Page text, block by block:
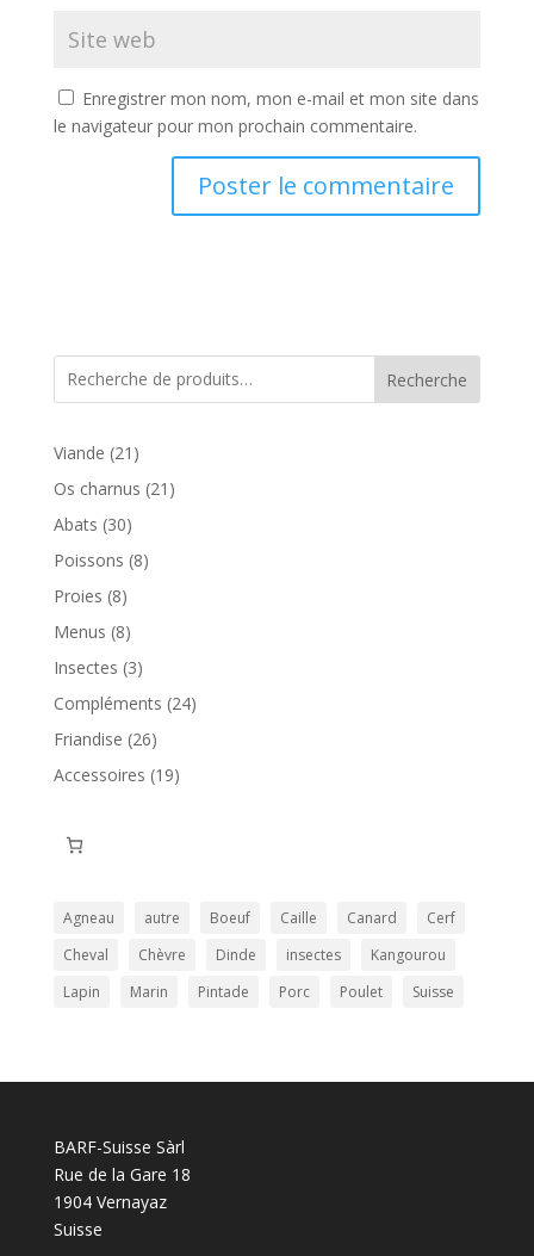
Enregistrer mon nom, mon e-mail et mon site dans
le navigateur pour mon prochain commentaire.
i
:
Recherche
Viande 21 21
produits
Os charnus 21 21
Abats 3030
produits
Poissons 88
Proies 88
produits
Menus 88
produits
Insectes 33
produits
Compléments 2424
Friandise 2626
produits
Accessoires 1919
Agneau autre Boeuf Caille Canard
Cerf
Cheval
Chèvre Dinde insectes
Kangourou
Lapin
Marin Pintade Porc Poulet Suisse
BARF-Suisse Sàrl
Rue de la Gare 18
1904 Vernayaz
Suisse